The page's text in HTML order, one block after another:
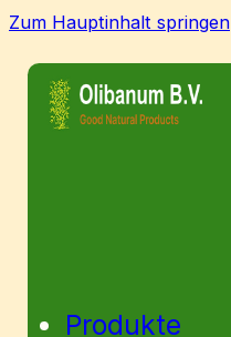
Zum Hauptinhalt springen
Produkte